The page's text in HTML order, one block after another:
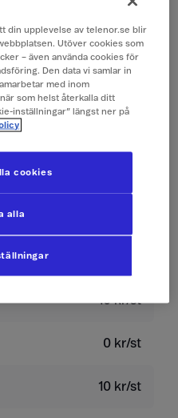
149 kr/dygn (0,1 GB)
(Surfpass)
19 kr/min
10 kr/st
0 kr/st
10 kr/st
din upplevelse av telenor.se blir
Utöver cookies som
– även använda cookies för
Den data vi samlar in
med inom
som helst återkalla ditt
inställningar” längst ner på
alla
cookies